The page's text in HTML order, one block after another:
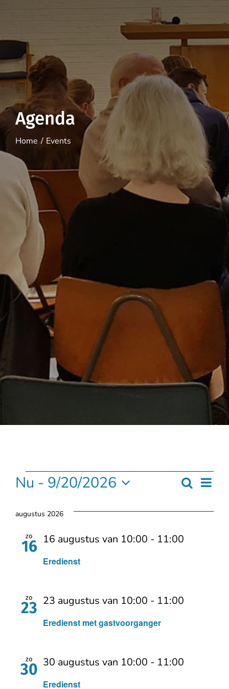
Agenda
Home Events
Events
Events
Search
Views
Zoeken
Lijst
Nu - 9/20/2026
een
augustus 2026
zo
16
Eredienst
16 augustus van 10:00 - 11:00
zo
23
Eredienst met gastvoorganger
23 augustus van 10:00 - 11:00
zo
30
Eredienst
30 augustus van 10:00 - 11:00